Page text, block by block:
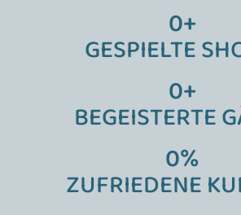
GESPIELTE
0+
BEGEISTERTE
0+
ZUFRIEDENE
0%